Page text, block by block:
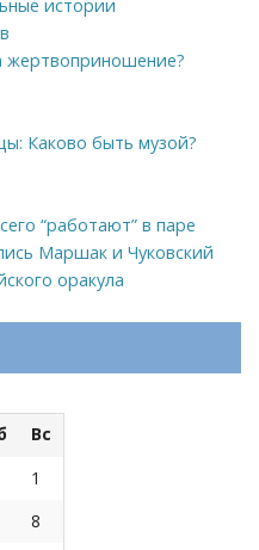
истории
жертвоприношение?
Каково быть музой?
“работают” в паре
Маршак и Чуковский
оракула
Вс
1
8